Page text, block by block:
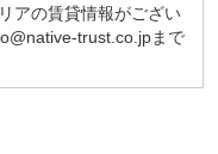
アの賃貸情報がござい
trust.co.jpまで